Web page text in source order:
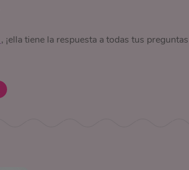
, ¡ella tiene la respuesta a todas tus